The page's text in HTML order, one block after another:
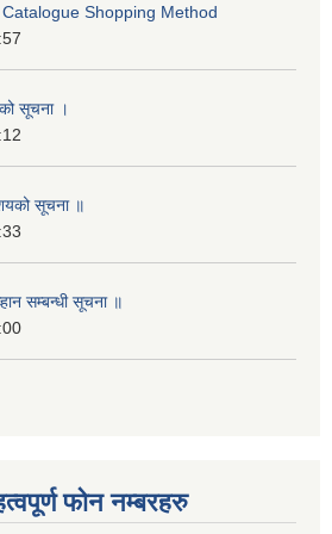
Shopping Method
सूचना ।
सूचना ॥
सम्बन्धी सूचना ॥
फोन नम्बरहरु